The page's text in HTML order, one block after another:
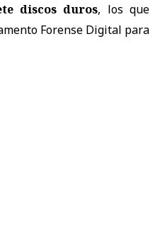
discos duros, los que
Forense Digital para